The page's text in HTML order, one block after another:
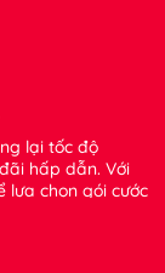
lại tốc độ
hấp dẫn. Với
lựa chọn gói cước
lắng về việc tiêu